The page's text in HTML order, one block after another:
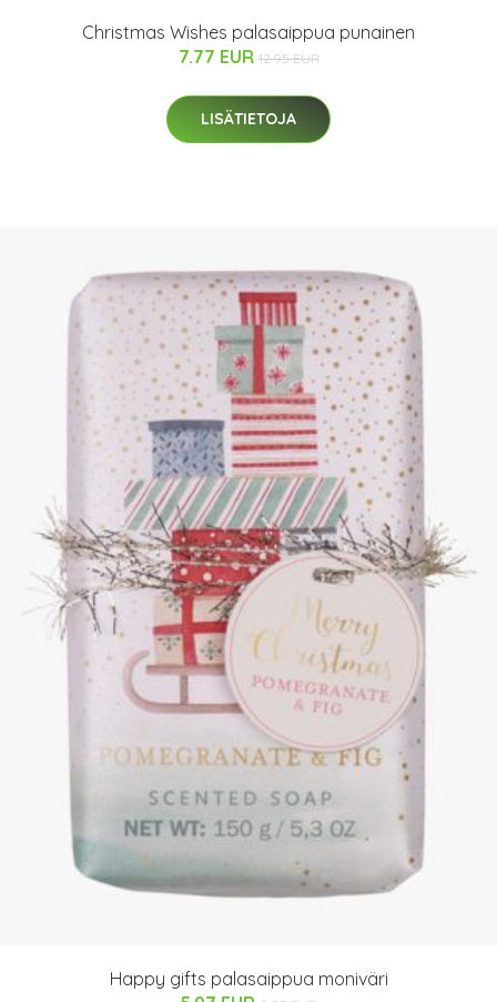
Christmas Wishes palasaippua punainen
7.77 EUR 12.95 EUR
LISÄTIETOJA
Happy gifts palasaippua moniväri